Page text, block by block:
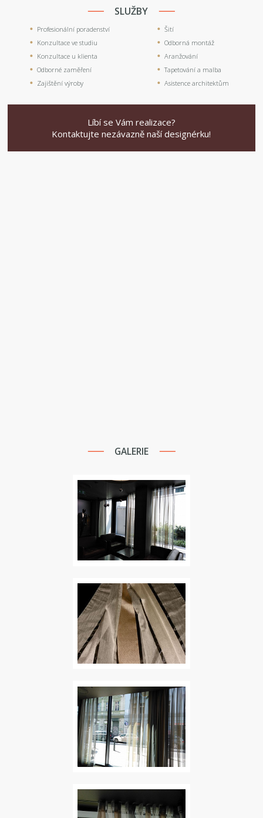
SLUŽBY
Profesionální poradenství
Konzultace ve studiu
Konzultace u klienta
Odborné zaměření
Zajištění výroby
Šití
Odborná montáž
Aranžování
Tapetování a malba
Asistence architektům
Líbí se Vám realizace?
Kontaktujte nezávazně naší designérku!
GALERIE